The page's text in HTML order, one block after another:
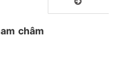
châm